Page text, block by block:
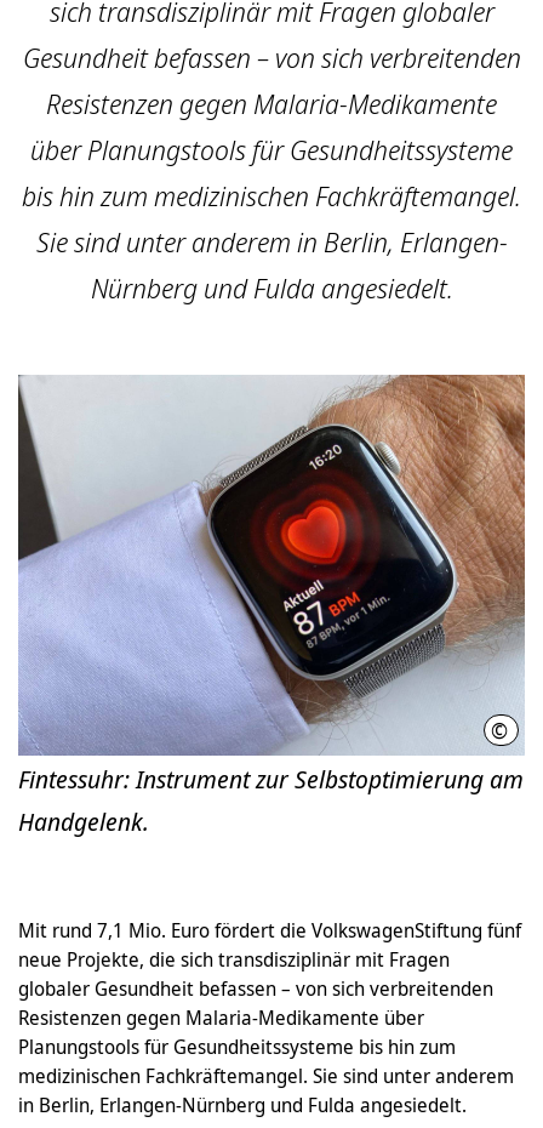
sich transdisziplinär mit Fragen globaler
Gesundheit befassen – von sich verbreitenden
Resistenzen gegen Malaria-Medikamente
über Planungstools für Gesundheitssysteme
bis hin zum medizinischen Fachkräftemangel.
Sie sind unter anderem in Berlin, Erlangen-
Nürnberg und Fulda angesiedelt.
©
Fintessuhr: Instrument zur Selbstoptimierung am
Handgelenk.
Mit rund 7,1 Mio. Euro fördert die VolkswagenStiftung fünf
neue Projekte, die sich transdisziplinär mit Fragen
globaler Gesundheit befassen – von sich verbreitenden
Resistenzen gegen Malaria-Medikamente über
Planungstools für Gesundheitssysteme bis hin zum
medizinischen Fachkräftemangel. Sie sind unter anderem
in Berlin, Erlangen-Nürnberg und Fulda angesiedelt.